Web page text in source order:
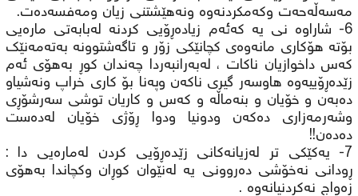
مەسەڵەحەت وکەمکردنەوە ونەهێشتنی زیان ومەفسەدەت.
6- شاراوە نی یە کەئەم زیادەڕۆیی کردنە لەبابەتی مارەیی
بۆتە هۆکاری مانەوەی کچانێکی زۆر و تاگەشتوونە بەتەمەنێک
کەس داخوازیان ناکات ، لەبەرانبەردا چەندان کوڕ بەهۆی ئەم
زێدەڕۆییەوە هاوسەر گیری ناکەن وپەنا بۆ کاری خراپ ونەشیاو
دەبەن و خۆیان و بنەماڵە و کەس و کاریان توشی سەرشۆڕی
وشەرمەزاری دەکەن ودونیا ودوا ڕۆژی خۆیان لەدەست
دەدەن!!
7- یەکێکی تر لەزیانەکانی زێدەڕۆیی کردن لەمارەیی دا :
ڕودانی نەخۆشی دەروونی یە لەنێوان کوڕان وکچاندا بەهۆی
زەواج نەکردنیانەوە .